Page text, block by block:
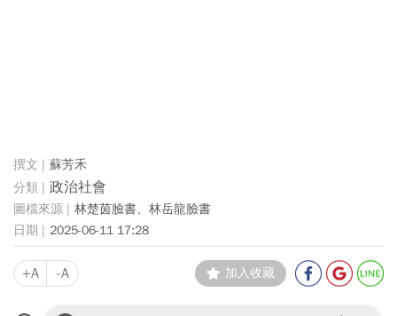
蘇芳禾
政治社會
林楚茵臉書、林岳龍臉書
2025-06-11 17:28
+A -A 加入收藏